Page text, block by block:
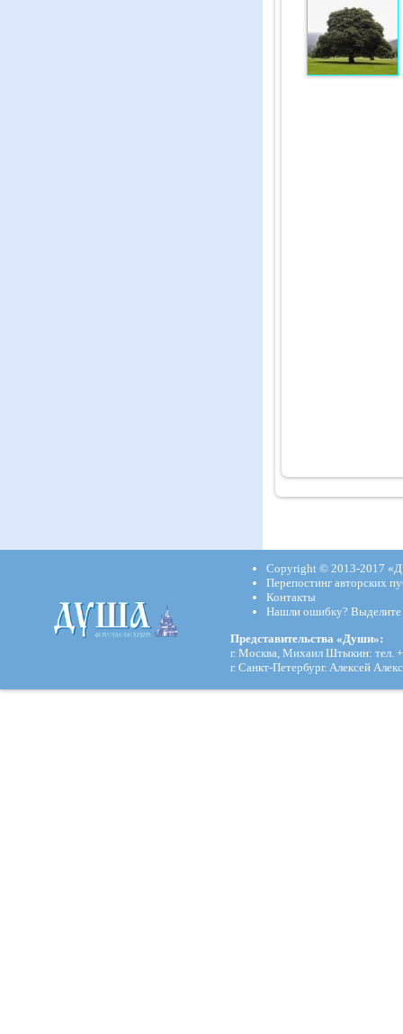
Copyright © 2013-2017
Перепостинг авторских
Контакты
Нашли ошибку?
Представительства «Души»:
г. Москва, Михаил Штыкин: тел.
г. Санкт-Петербург. Алексей